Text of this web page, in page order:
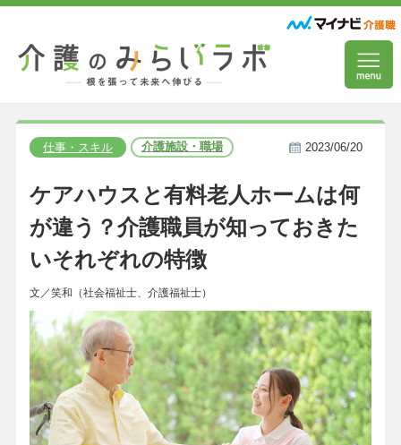
仕事・スキル 介護施設・職場 2023/06/20
ケアハウスと有料老人ホームは何
が違う？介護職員が知っておきた
いそれぞれの特徴
文／笑和（社会福祉士、介護福祉士）